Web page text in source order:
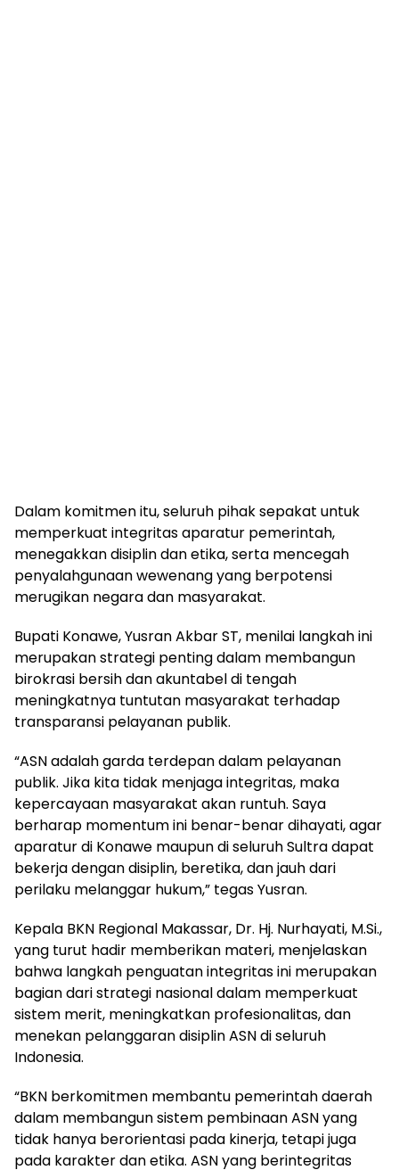
Dalam komitmen itu, seluruh pihak sepakat untuk
memperkuat integritas aparatur pemerintah,
menegakkan disiplin dan etika, serta mencegah
penyalahgunaan wewenang yang berpotensi
merugikan negara dan masyarakat.
Bupati Konawe, Yusran Akbar ST, menilai langkah ini
merupakan strategi penting dalam membangun
birokrasi bersih dan akuntabel di tengah
meningkatnya tuntutan masyarakat terhadap
transparansi pelayanan publik.
“ASN adalah garda terdepan dalam pelayanan
publik. Jika kita tidak menjaga integritas, maka
kepercayaan masyarakat akan runtuh. Saya
berharap momentum ini benar-benar dihayati, agar
aparatur di Konawe maupun di seluruh Sultra dapat
bekerja dengan disiplin, beretika, dan jauh dari
perilaku melanggar hukum,” tegas Yusran.
Kepala BKN Regional Makassar, Dr. Hj. Nurhayati, M.Si.,
yang turut hadir memberikan materi, menjelaskan
bahwa langkah penguatan integritas ini merupakan
bagian dari strategi nasional dalam memperkuat
sistem merit, meningkatkan profesionalitas, dan
menekan pelanggaran disiplin ASN di seluruh
Indonesia.
“BKN berkomitmen membantu pemerintah daerah
dalam membangun sistem pembinaan ASN yang
tidak hanya berorientasi pada kinerja, tetapi juga
pada karakter dan etika. ASN yang berintegritas